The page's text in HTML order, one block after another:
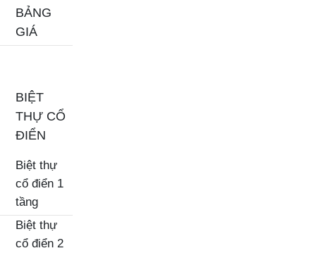
BẢNG
GIÁ
BIỆT
THỰ CỔ
ĐIỂN
Biệt thự
cổ điển 1
tầng
Biệt thự
cổ điển 2